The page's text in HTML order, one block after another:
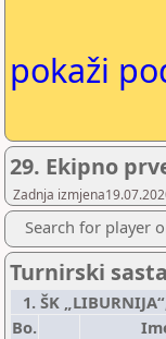
pokaži
29. Ekipno
Zadnja
Search for player
Turnirski
1. ŠK
Bo.